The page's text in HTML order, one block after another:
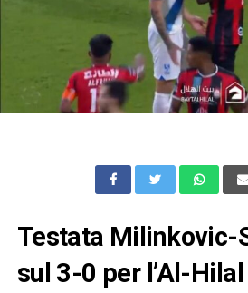
Testata Milinkovic-
sul 3-0 per l’Al-